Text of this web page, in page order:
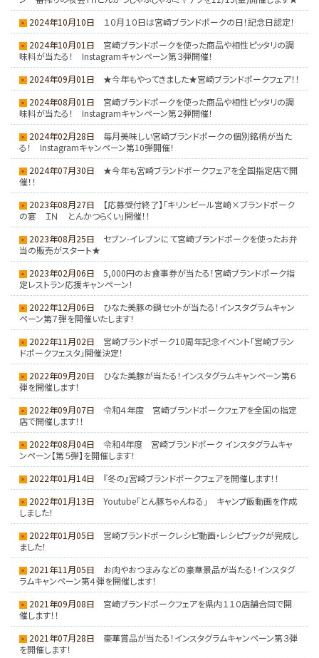
2024年10月10日
１０月１０日は宮崎ブランドポークの日！記念日認定！
2024年10月01日
宮崎ブランドポークを使った商品や相性ピッタリの調
味料が当たる！ Instagramキャンペーン第３弾開催！
2024年09月01日
★今年もやってきました★宮崎ブランドポークフェア！！
2024年08月01日
宮崎ブランドポークを使った商品や相性ピッタリの調
味料が当たる！ Instagramキャンペーン第２弾開催！
2024年02月28日
毎月美味しい宮崎ブランドポークの個別銘柄が当た
る！ Instagramキャンペーン第10弾開催！
2024年07月30日
★今年も宮崎ブランドポークフェアを全国指定店で開
催！！
2023年08月27日
【応募受付終了】「キリンビール宮崎×ブランドポーク
の宴 ＩＮ とんかつらくい」開催！！
2023年08月25日
セブン-イレブンにて宮崎ブランドポークを使ったお弁
当の販売がスタート★
2023年02月06日
5,000円のお食事券が当たる！宮崎ブランドポーク指
定レストラン応援キャンペーン！
2022年12月06日
ひなた美豚の鍋セットが当たる！インスタグラムキャン
ペーン第７弾を開催いたします！
2022年11月02日
宮崎ブランドポーク10周年記念イベント「宮崎ブラン
ドポークフェスタ」開催決定！
2022年09月20日
ひなた美豚が当たる！インスタグラムキャンペーン第６
弾を開催します！
2022年09月07日
令和４年度 宮崎ブランドポークフェアを全国の指定
店で開催します！！
2022年08月04日
令和4年度 宮崎ブランドポーク インスタグラムキャ
ンペーン【第５弾】を開催します！
2022年01月14日
『冬の』宮崎ブランドポークフェアを開催します！！
2022年01月13日
Youtube「とん豚ちゃんねる」 キャンプ飯動画を作成
しました！
2022年01月05日
宮崎ブランドポークレシピ動画・レシピブックが完成し
ました！
2021年11月05日
お肉やおつまみなどの豪華景品が当たる！インスタグ
ラムキャンペーン第４弾を開催します！
2021年09月08日
宮崎ブランドポークフェアを県内１１０店舗合同で開
催します！！
2021年07月28日
豪華賞品が当たる！インスタグラムキャンペーン第３弾
を開催します！